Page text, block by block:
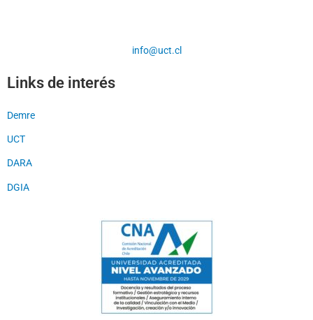
info@uct.cl
Links de interés
Demre
UCT
DARA
DGIA